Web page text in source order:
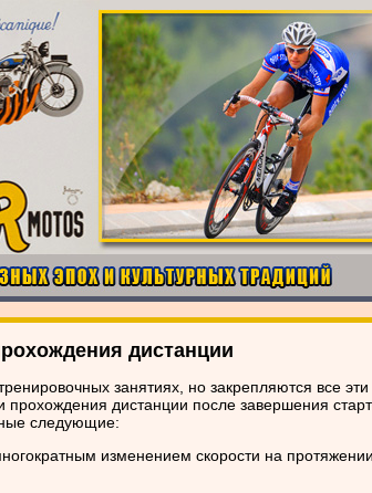
дистанции
занятиях, но закрепляются все
прохождения дистанции после завершения
следующие:
изменением скорости на протяжении